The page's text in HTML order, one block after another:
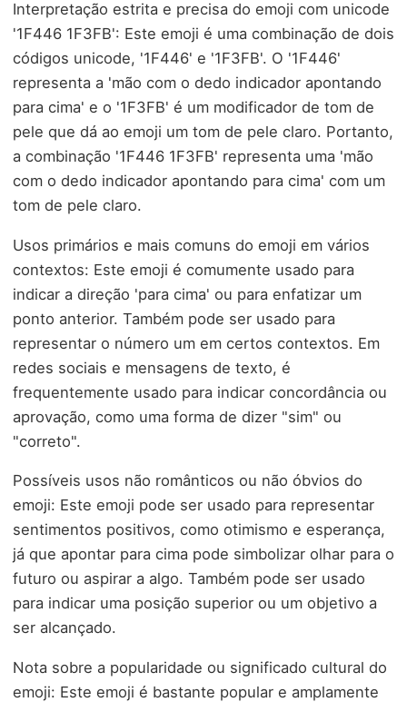
Interpretação estrita e precisa do emoji com unicode
'1F446 1F3FB': Este emoji é uma combinação de dois
códigos unicode, '1F446' e '1F3FB'. O '1F446'
representa a 'mão com o dedo indicador apontando
para cima' e o '1F3FB' é um modificador de tom de
pele que dá ao emoji um tom de pele claro. Portanto,
a combinação '1F446 1F3FB' representa uma 'mão
com o dedo indicador apontando para cima' com um
tom de pele claro.
Usos primários e mais comuns do emoji em vários
contextos: Este emoji é comumente usado para
indicar a direção 'para cima' ou para enfatizar um
ponto anterior. Também pode ser usado para
representar o número um em certos contextos. Em
redes sociais e mensagens de texto, é
frequentemente usado para indicar concordância ou
aprovação, como uma forma de dizer "sim" ou
"correto".
Possíveis usos não românticos ou não óbvios do
emoji: Este emoji pode ser usado para representar
sentimentos positivos, como otimismo e esperança,
já que apontar para cima pode simbolizar olhar para o
futuro ou aspirar a algo. Também pode ser usado
para indicar uma posição superior ou um objetivo a
ser alcançado.
Nota sobre a popularidade ou significado cultural do
emoji: Este emoji é bastante popular e amplamente